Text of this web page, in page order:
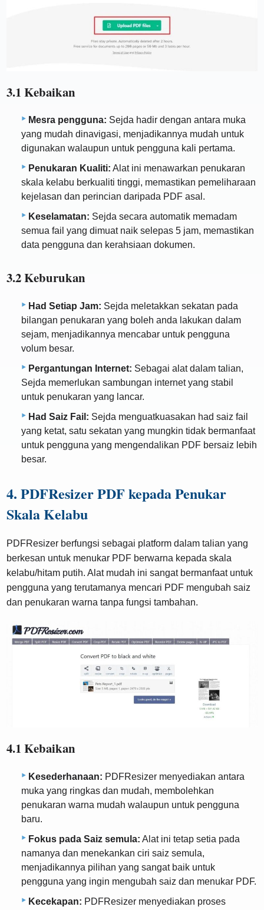
3.1 Kebaikan
Mesra pengguna: Sejda hadir dengan antara muka
yang mudah dinavigasi, menjadikannya mudah untuk
digunakan walaupun untuk pengguna kali pertama.
Penukaran Kualiti: Alat ini menawarkan penukaran
skala kelabu berkualiti tinggi, memastikan pemeliharaan
kejelasan dan perincian daripada PDF asal.
Keselamatan: Sejda secara automatik memadam
semua fail yang dimuat naik selepas 5 jam, memastikan
data pengguna dan kerahsiaan dokumen.
3.2 Keburukan
Had Setiap Jam: Sejda meletakkan sekatan pada
bilangan penukaran yang boleh anda lakukan dalam
sejam, menjadikannya mencabar untuk pengguna
volum besar.
Pergantungan Internet: Sebagai alat dalam talian,
Sejda memerlukan sambungan internet yang stabil
untuk penukaran yang lancar.
Had Saiz Fail: Sejda menguatkuasakan had saiz fail
yang ketat, satu sekatan yang mungkin tidak bermanfaat
untuk pengguna yang mengendalikan PDF bersaiz lebih
besar.
4. PDFResizer PDF kepada Penukar
Skala Kelabu
PDFResizer berfungsi sebagai platform dalam talian yang
berkesan untuk menukar PDF berwarna kepada skala
kelabu/hitam putih. Alat mudah ini sangat bermanfaat untuk
pengguna yang terutamanya mencari PDF mengubah saiz
dan penukaran warna tanpa fungsi tambahan.
4.1 Kebaikan
Kesederhanaan: PDFResizer menyediakan antara
muka yang ringkas dan mudah, membolehkan
penukaran warna mudah walaupun untuk pengguna
baru.
Fokus pada Saiz semula: Alat ini tetap setia pada
namanya dan menekankan ciri saiz semula,
menjadikannya pilihan yang sangat baik untuk
pengguna yang ingin mengubah saiz dan menukar PDF.
Kecekapan: PDFResizer menyediakan proses